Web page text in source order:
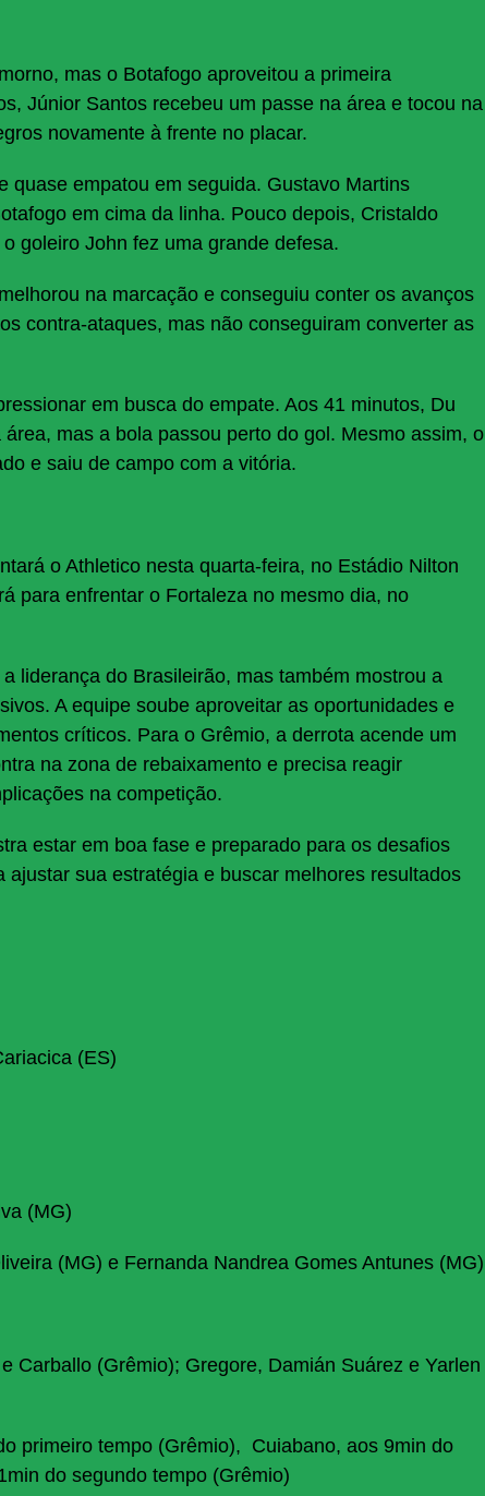
mas o Botafogo aproveitou a primeira
Júnior Santos recebeu um passe na área e tocou na
novamente à frente no placar.
quase empatou em seguida. Gustavo Martins
em cima da linha. Pouco depois, Cristaldo
goleiro John fez uma grande defesa.
na marcação e conseguiu conter os avanços
contra-ataques, mas não conseguiram converter as
em busca do empate. Aos 41 minutos, Du
mas a bola passou perto do gol. Mesmo assim, o
e saiu de campo com a vitória.
o Athletico nesta quarta-feira, no Estádio Nilton
para enfrentar o Fortaleza no mesmo dia, no
liderança do Brasileirão, mas também mostrou a
A equipe soube aproveitar as oportunidades e
críticos. Para o Grêmio, a derrota acende um
na zona de rebaixamento e precisa reagir
na competição.
estar em boa fase e preparado para os desafios
sua estratégia e buscar melhores resultados
(ES)
(MG)
(MG) e Fernanda Nandrea Gomes Antunes (MG)
Carballo (Grêmio); Gregore, Damián Suárez e Yarlen
primeiro tempo (Grêmio), Cuiabano, aos 9min do
do segundo tempo (Grêmio)